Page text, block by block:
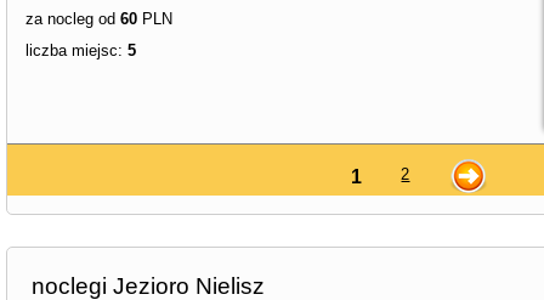
za nocleg od 60 PLN
liczba miejsc: 5
1 2
noclegi Jezioro Nielisz